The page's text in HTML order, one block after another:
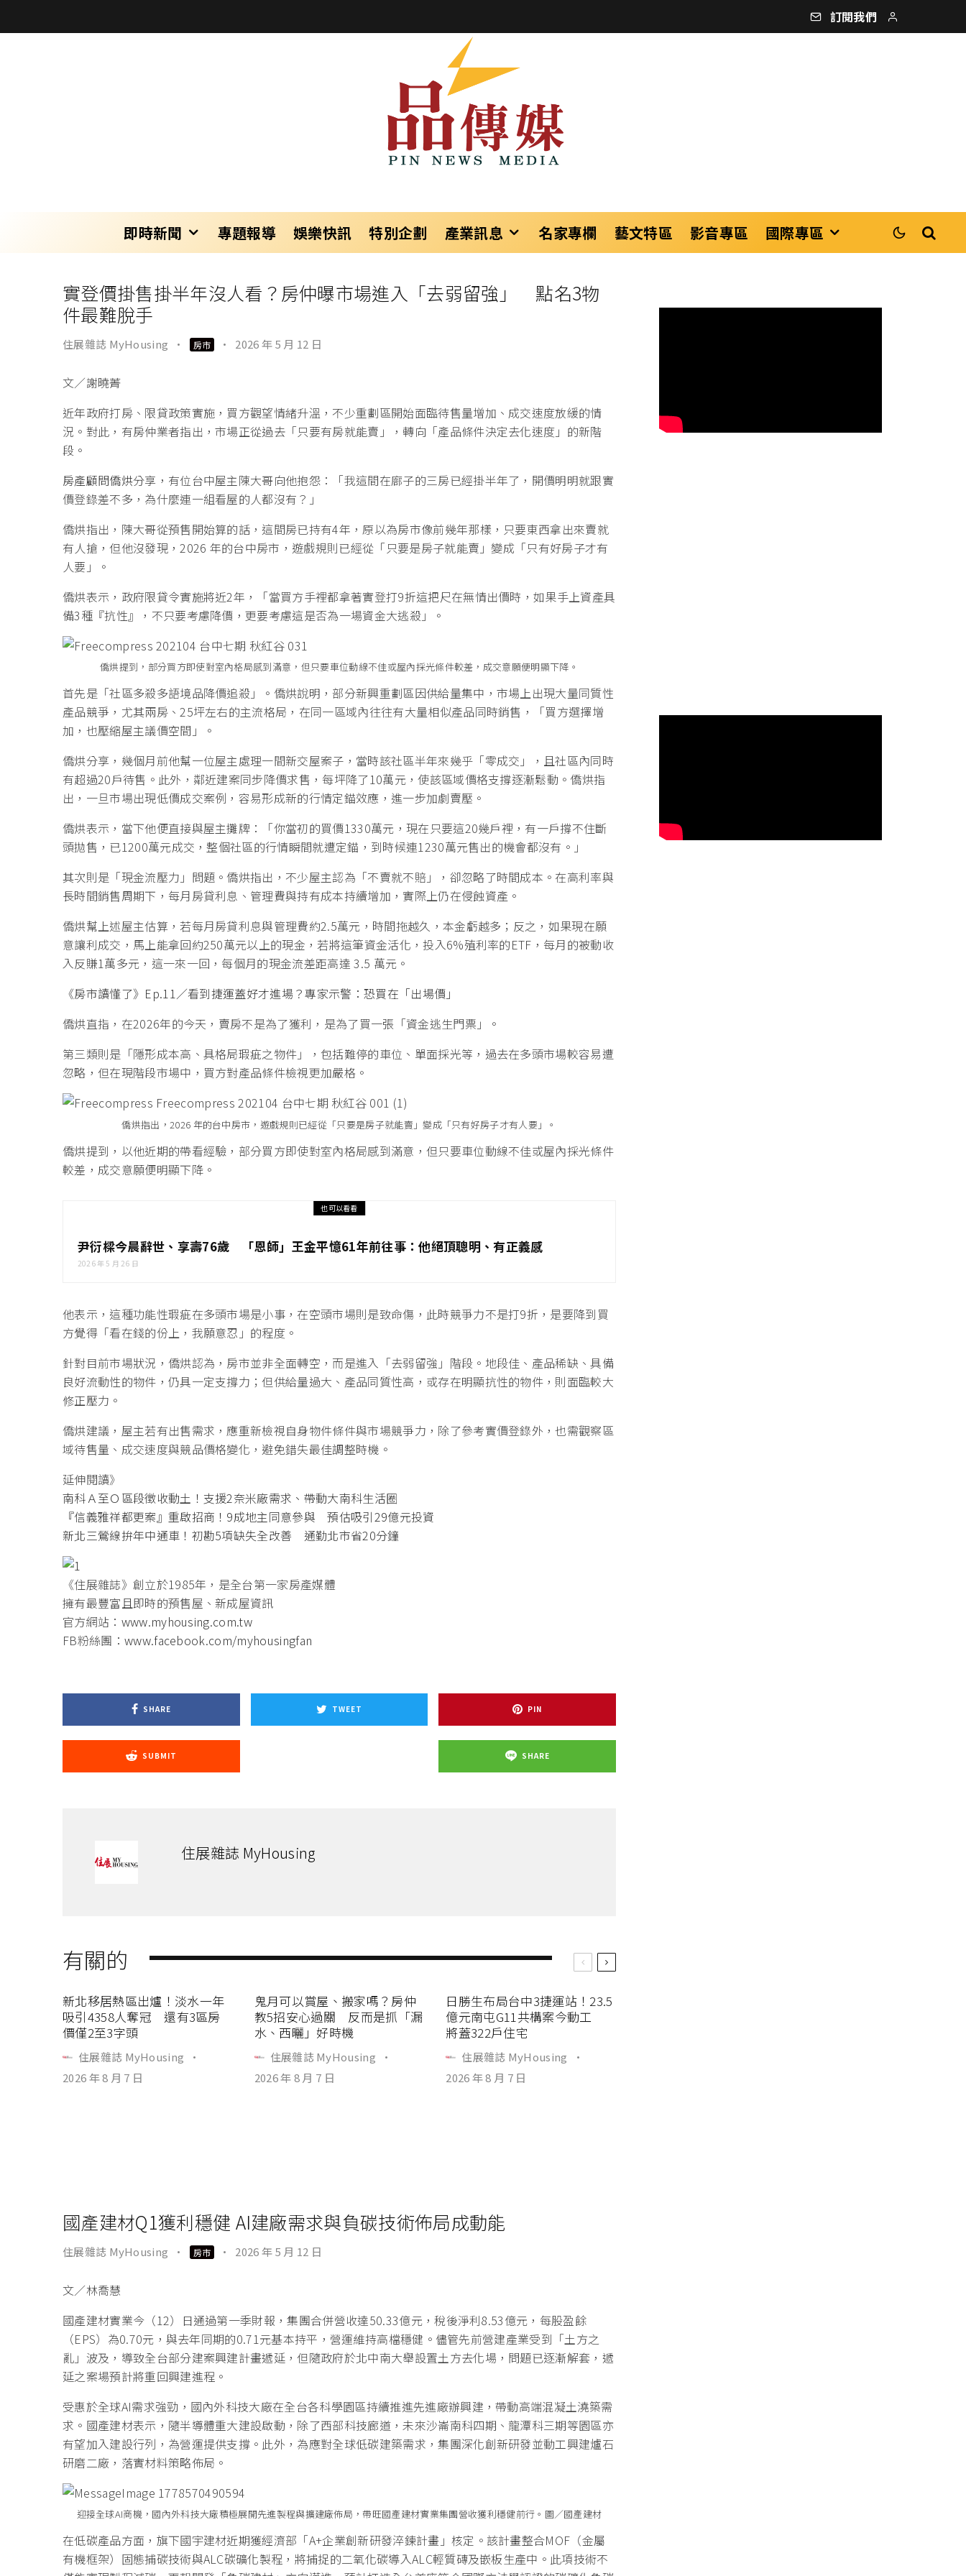
訂閱我們
即時新聞 專題報導 娛樂快訊 特別企劃 產業訊息 名家專欄 藝文特區 影音專區 國際專區
實登價掛售掛半年沒人看？房仲曝市場進入「去弱留強」 點名3物
件最難脫手
住展雜誌 MyHousing · 房市 · 2026 年 5 月 12 日
文／謝曉菁
近年政府打房、限貸政策實施，買方觀望情緒升溫，不少重劃區開始面臨待售量增加、成交速度放緩的情
況。對此，有房仲業者指出，市場正從過去「只要有房就能賣」，轉向「產品條件決定去化速度」的新階
段。
房產顧問僑烘分享，有位台中屋主陳大哥向他抱怨：「我這間在廍子的三房已經掛半年了，開價明明就跟實
價登錄差不多，為什麼連一組看屋的人都沒有？」
僑烘指出，陳大哥從預售開始算的話，這間房已持有4年，原以為房市像前幾年那樣，只要東西拿出來賣就
有人搶，但他沒發現，2026 年的台中房市，遊戲規則已經從「只要是房子就能賣」變成「只有好房子才有
人要」。
僑烘表示，政府限貸令實施將近2年，「當買方手裡都拿著實登打9折這把尺在無情出價時，如果手上資產具
備3種『抗性』，不只要考慮降價，更要考慮這是否為一場資金大逃殺」。
僑烘提到，部分買方即使對室內格局感到滿意，但只要車位動線不佳或屋內採光條件較差，成交意願便明顯下降。
首先是「社區多殺多語境品降價追殺」。僑烘說明，部分新興重劃區因供給量集中，市場上出現大量同質性
產品競爭，尤其兩房、25坪左右的主流格局，在同一區域內往往有大量相似產品同時銷售，「買方選擇增
加，也壓縮屋主議價空間」。
僑烘分享，幾個月前他幫一位屋主處理一間新交屋案子，當時該社區半年來幾乎「零成交」，且社區內同時
有超過20戶待售。此外，鄰近建案同步降價求售，每坪降了10萬元，使該區域價格支撐逐漸鬆動。僑烘指
出，一旦市場出現低價成交案例，容易形成新的行情定錨效應，進一步加劇賣壓。
僑烘表示，當下他便直接與屋主攤牌：「你當初的買價1330萬元，現在只要這20幾戶裡，有一戶撐不住斷
頭拋售，已1200萬元成交，整個社區的行情瞬間就遭定錨，到時候連1230萬元售出的機會都沒有。」
其次則是「現金流壓力」問題。僑烘指出，不少屋主認為「不賣就不賠」，卻忽略了時間成本。在高利率與
長時間銷售周期下，每月房貸利息、管理費與持有成本持續增加，實際上仍在侵蝕資產。
僑烘幫上述屋主估算，若每月房貸利息與管理費約2.5萬元，時間拖越久，本金虧越多；反之，如果現在願
意讓利成交，馬上能拿回約250萬元以上的現金，若將這筆資金活化，投入6%殖利率的ETF，每月的被動收
入反賺1萬多元，這一來一回，每個月的現金流差距高達 3.5 萬元。
《房市讀懂了》Ep.11／看到捷運蓋好才進場？專家示警：恐買在「出場價」
僑烘直指，在2026年的今天，賣房不是為了獲利，是為了買一張「資金逃生門票」。
第三類則是「隱形成本高、具格局瑕疵之物件」，包括難停的車位、單面採光等，過去在多頭市場較容易遭
忽略，但在現階段市場中，買方對產品條件檢視更加嚴格。
僑烘指出，2026 年的台中房市，遊戲規則已經從「只要是房子就能賣」變成「只有好房子才有人要」。
僑烘提到，以他近期的帶看經驗，部分買方即使對室內格局感到滿意，但只要車位動線不佳或屋內採光條件
較差，成交意願便明顯下降。
也可以看看
尹衍樑今晨辭世、享壽76歲 「恩師」王金平憶61年前往事：他絕頂聰明、有正義感
2026 年 5 月 26 日
他表示，這種功能性瑕疵在多頭市場是小事，在空頭市場則是致命傷，此時競爭力不是打9折，是要降到買
方覺得「看在錢的份上，我願意忍」的程度。
針對目前市場狀況，僑烘認為，房市並非全面轉空，而是進入「去弱留強」階段。地段佳、產品稀缺、具備
良好流動性的物件，仍具一定支撐力；但供給量過大、產品同質性高，或存在明顯抗性的物件，則面臨較大
修正壓力。
僑烘建議，屋主若有出售需求，應重新檢視自身物件條件與市場競爭力，除了參考實價登錄外，也需觀察區
域待售量、成交速度與競品價格變化，避免錯失最佳調整時機。
延伸閱讀》
南科Ａ至Ｏ區段徵收動土！支援2奈米廠需求、帶動大南科生活圈
『信義雅祥都更案』重啟招商！9成地主同意參與 預估吸引29億元投資
新北三鶯線拚年中通車！初勘5項缺失全改善 通勤北市省20分鐘
《住展雜誌》創立於1985年，是全台第一家房產媒體
擁有最豐富且即時的預售屋、新成屋資訊
官方網站： www.myhousing.com.tw
FB粉絲團： www.facebook.com/myhousingfan
SHARE TWEET PIN
SUBMIT SHARE
住展雜誌 MyHousing
有關的
新北移居熱區出爐！淡水一年
吸引4358人奪冠 還有3區房
價僅2至3字頭
住展雜誌 MyHousing
·
2026 年 8 月 7 日
鬼月可以賞屋、搬家嗎？房仲
教5招安心過關 反而是抓「漏
水、西曬」好時機
住展雜誌 MyHousing
·
2026 年 8 月 7 日
日勝生布局台中3捷運站！23.5
億元南屯G11共構案今動工
將蓋322戶住宅
住展雜誌 MyHousing
·
2026 年 8 月 7 日
國產建材Q1獲利穩健 AI建廠需求與負碳技術佈局成動能
住展雜誌 MyHousing · 房市 · 2026 年 5 月 12 日
文／林喬慧
國產建材實業今（12）日通過第一季財報，集團合併營收達50.33億元，稅後淨利8.53億元，每股盈餘
（EPS）為0.70元，與去年同期的0.71元基本持平，營運維持高檔穩健。儘管先前營建產業受到「土方之
亂」波及，導致全台部分建案興建計畫遞延，但隨政府於北中南大舉設置土方去化場，問題已逐漸解套，遞
延之案場預計將重回興建進程。
受惠於全球AI需求強勁，國內外科技大廠在全台各科學園區持續推進先進廠辦興建，帶動高端混凝土澆築需
求。國產建材表示，隨半導體重大建設啟動，除了西部科技廊道，未來沙崙南科四期、龍潭科三期等園區亦
有望加入建設行列，為營運提供支撐。此外，為應對全球低碳建築需求，集團深化創新研發並動工興建爐石
研磨二廠，落實材料策略佈局。
迎接全球AI商機，國內外科技大廠積極展開先進製程與擴建廠佈局，帶旺國產建材實業集團營收獲利穩健前行。圖／國產建材
在低碳產品方面，旗下國宇建材近期獲經濟部「A+企業創新研發淬鍊計畫」核定。該計畫整合MOF（金屬
有機框架）固態捕碳技術與ALC碳礦化製程，將捕捉的二氧化碳導入ALC輕質磚及嵌板生產中。此項技術不